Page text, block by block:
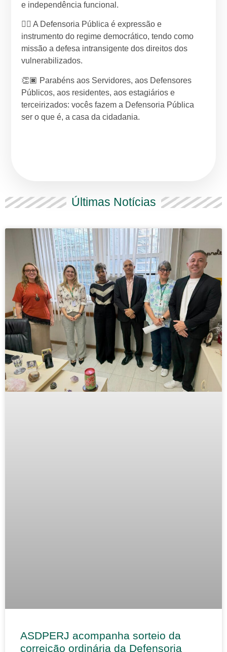
e independência funcional.
✊🏿 A Defensoria Pública é expressão e
instrumento do regime democrático, tendo como
missão a defesa intransigente dos direitos dos
vulnerabilizados.
👏🏿 Parabéns aos Servidores, aos Defensores
Públicos, aos residentes, aos estagiários e
terceirizados: vocês fazem a Defensoria Pública
ser o que é, a casa da cidadania.
Últimas Notícias
ASDPERJ acompanha sorteio da
correição ordinária da Defensoria